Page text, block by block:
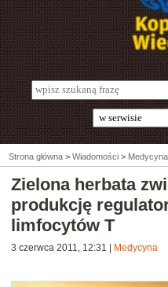
Strona główna > Wiadomości > Medycyna
Zielona herbata
produkcję
limfocytów T
3 czerwca 2011, 12:31 Medycyna